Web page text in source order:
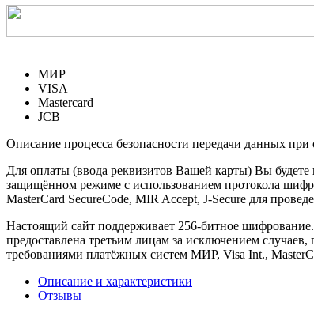
МИР
VISA
Mastercard
JCB
Описание процесса безопасности передачи данных при
Для оплаты (ввода реквизитов Вашей карты) Вы
защищённом режиме с использованием протокола
MasterCard SecureCode, MIR Accept, J-Secure для
Настоящий сайт поддерживает 256-битное
предоставлена третьим лицам за исключением
требованиями платёжных систем МИР, Visa Int.,
Описание и характеристики
Отзывы